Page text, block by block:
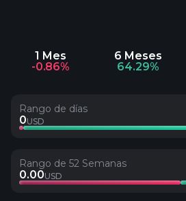
1 Mes
-0.86%
6 Meses
64.29%
Rango de días
0USD
Rango de 52 Semanas
0.00USD